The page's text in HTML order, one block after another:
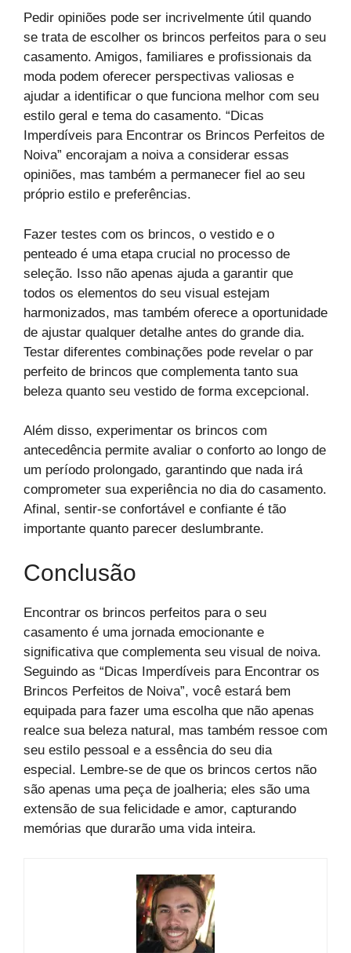
Pedir opiniões pode ser incrivelmente útil quando
se trata de escolher os brincos perfeitos para o seu
casamento. Amigos, familiares e profissionais da
moda podem oferecer perspectivas valiosas e
ajudar a identificar o que funciona melhor com seu
estilo geral e tema do casamento. “Dicas
Imperdíveis para Encontrar os Brincos Perfeitos de
Noiva” encorajam a noiva a considerar essas
opiniões, mas também a permanecer fiel ao seu
próprio estilo e preferências.
Fazer testes com os brincos, o vestido e o
penteado é uma etapa crucial no processo de
seleção. Isso não apenas ajuda a garantir que
todos os elementos do seu visual estejam
harmonizados, mas também oferece a oportunidade
de ajustar qualquer detalhe antes do grande dia.
Testar diferentes combinações pode revelar o par
perfeito de brincos que complementa tanto sua
beleza quanto seu vestido de forma excepcional.
Além disso, experimentar os brincos com
antecedência permite avaliar o conforto ao longo de
um período prolongado, garantindo que nada irá
comprometer sua experiência no dia do casamento.
Afinal, sentir-se confortável e confiante é tão
importante quanto parecer deslumbrante.
Conclusão
Encontrar os brincos perfeitos para o seu
casamento é uma jornada emocionante e
significativa que complementa seu visual de noiva.
Seguindo as “Dicas Imperdíveis para Encontrar os
Brincos Perfeitos de Noiva”, você estará bem
equipada para fazer uma escolha que não apenas
realce sua beleza natural, mas também ressoe com
seu estilo pessoal e a essência do seu dia
especial. Lembre-se de que os brincos certos não
são apenas uma peça de joalheria; eles são uma
extensão de sua felicidade e amor, capturando
memórias que durarão uma vida inteira.